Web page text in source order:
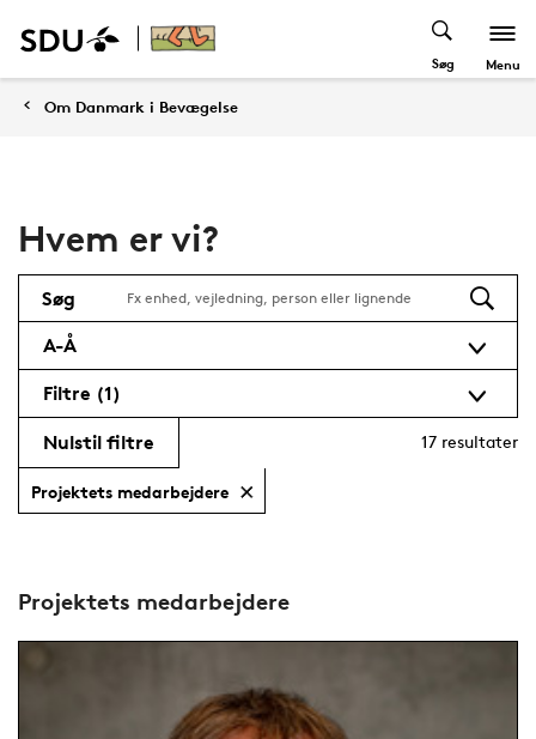
Søg Menu
Om Danmark i Bevægelse
Hvem er vi?
Filtre (1)
A-Å
Søg
17 resultater
Nulstil filtre
Projektets medarbejdere
Projektets medarbejdere